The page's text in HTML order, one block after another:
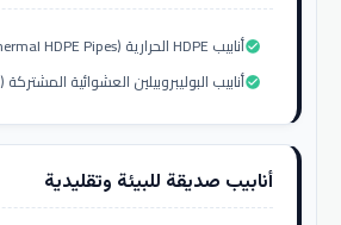
أنابيب HDPE الحرارية (Geothermal HDPE Pipes)check_circle
أنابيب البوليبروبيلين العشوائية المشتركة (PP-R)check_circle
أنابيب صديقة للبيئة وتقليدية